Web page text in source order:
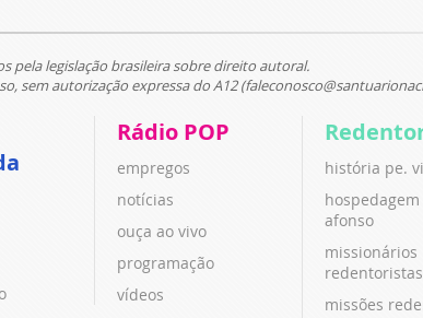
pela legislação brasileira sobre direito autoral.
sem autorização expressa do A12
Rádio POP
empregos
notícias
ouça ao vivo
programação
vídeos
história pe.
afonso
missionários
redentoristas
missões